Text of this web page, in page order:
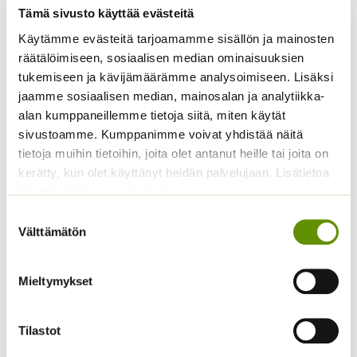
Tämä sivusto käyttää evästeitä
Käytämme evästeitä tarjoamamme sisällön ja mainosten
räätälöimiseen, sosiaalisen median ominaisuuksien
tukemiseen ja kävijämäärämme analysoimiseen. Lisäksi
jaamme sosiaalisen median, mainosalan ja analytiikka-
alan kumppaneillemme tietoja siitä, miten käytät
sivustoamme. Kumppanimme voivat yhdistää näitä
tietoja muihin tietoihin, joita olet antanut heille tai joita on
kerätty, kun olet käyttänyt heidän palvelujaan. Lisätietoa
käyttämistämme evästeistä
valinta
Välttämätön
Mieltymykset
Tilastot
Juuripersilja
€ Sisältää arvonlisäveron
Spagettikurpitsa Pyza
4,50 Sisältää arvonlisäveron
Sitruunamelissa 5 g